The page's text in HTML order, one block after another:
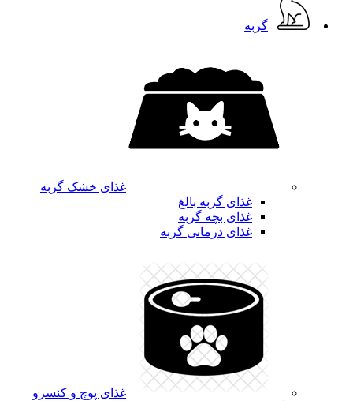
گربه
غذای خشک گربه
غذای گربه بالغ
غذای بچه گربه
غذای درمانی گربه
غذای پوچ و کنسرو